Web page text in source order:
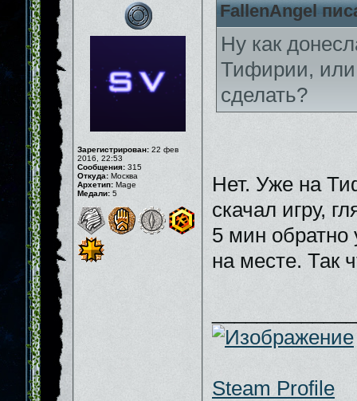
Зарегистрирован: 22 фев
2016, 22:53
Сообщения: 315
Откуда: Москва
Архетип: Mage
Медали: 5
FallenAngel
Ну как
Тифирии, или
сделать?
Нет. Уже на
скачал игру,
5 мин обратно
на месте. Так
Steam Profile